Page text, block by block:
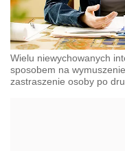
Wielu niewychowanych
sposobem na
zastraszenie osoby po